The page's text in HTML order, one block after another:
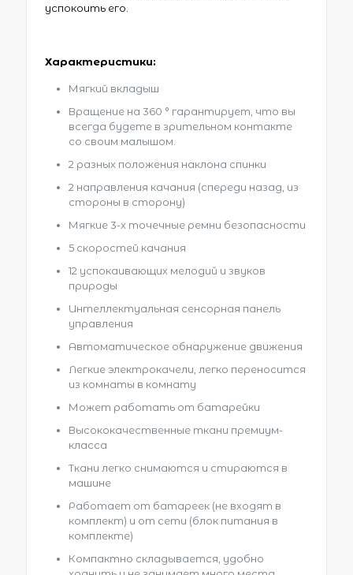
успокоить его.
Характеристики:
Мягкий вкладыш
Вращение на 360 ° гарантирует, что вы
всегда будете в зрительном контакте
со своим малышом.
2 разных положения наклона спинки
2 направления качания (спереди назад, из
стороны в сторону)
Мягкие 3-х точечные ремни безопасности
5 скоростей качания
12 успокаивающих мелодий и звуков
природы
Интеллектуальная сенсорная панель
управления
Автоматическое обнаружение движения
Легкие электрокачели, легко переносится
из комнаты в комнату
Может работать от батарейки
Высококачественные ткани премиум-
класса
Ткани легко снимаются и стираются в
машине
Работает от батареек (не входят в
комплект) и от сети (блок питания в
комплекте)
Компактно складывается, удобно